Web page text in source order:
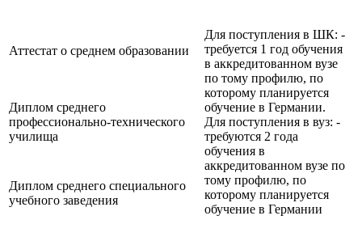
Аттестат о среднем образовании
Для поступления в ШК: -
требуется 1 год обучения
в аккредитованном вузе
по тому профилю, по
которому планируется
обучение в Германии.
Для поступления в вуз: -
требуются 2 года
обучения в
аккредитованном вузе по
тому профилю, по
которому планируется
обучение в Германии
Диплом среднего
профессионально-технического
училища
Диплом среднего специального
учебного заведения